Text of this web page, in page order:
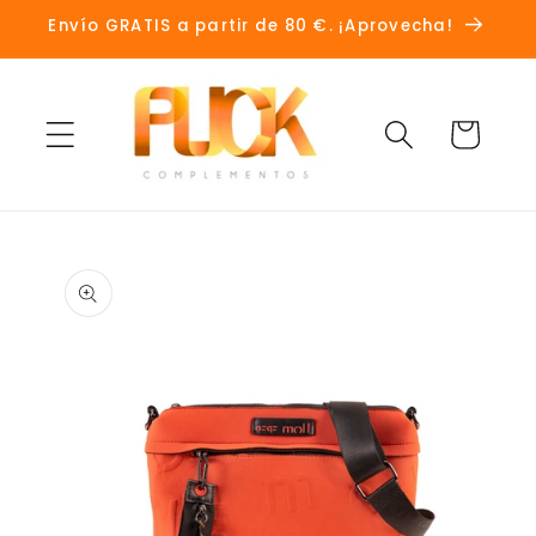
directamente
al contenido
Envío GRATIS a partir de 80 €. ¡Aprovecha!
Carrito
información
del producto